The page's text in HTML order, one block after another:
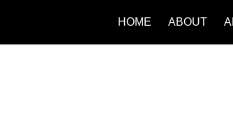
HOME ABOUT